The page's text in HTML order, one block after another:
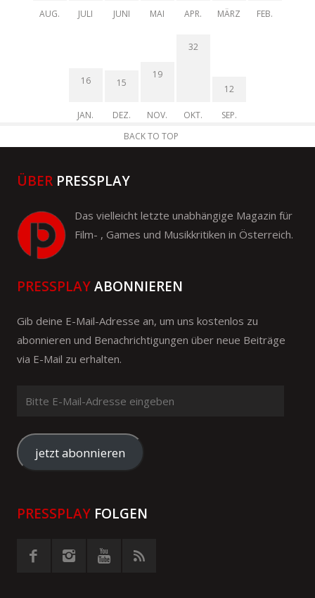
AUG.
JULI
JUNI
MAI
APR.
MÄRZ
FEB.
16
JAN.
15
DEZ.
19
NOV.
32
OKT.
12
SEP.
BACK TO TOP
ÜBER PRESSPLAY
Das vielleicht letzte unabhängige Magazin für
Film- , Games und Musikkritiken in Österreich.
PRESSPLAYABONNIEREN
Gib deine E-Mail-Adresse an, um uns kostenlos zu
abonnieren und Benachrichtigungen über neue Beiträge
via E-Mail zu erhalten.
Mail-
Adresse
eingeben
jetzt abonnieren
PRESSPLAY FOLGEN